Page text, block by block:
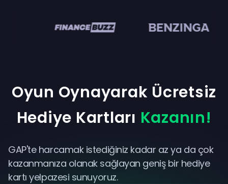
Oyun Oynayarak Ücretsiz
Hediye Kartları Kazanın!
GAP'te harcamak istediğiniz kadar az ya da çok
kazanmanıza olanak sağlayan geniş bir hediye
kartı yelpazesi sunuyoruz.